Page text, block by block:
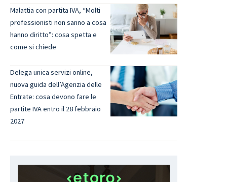
Malattia con partita IVA, “Molti
professionisti non sanno a cosa
hanno diritto”: cosa spetta e
come si chiede
Delega unica servizi online,
nuova guida dell’Agenzia delle
Entrate: cosa devono fare le
partite IVA entro il 28 febbraio
2027